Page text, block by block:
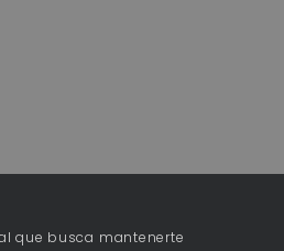
que busca mantenerte